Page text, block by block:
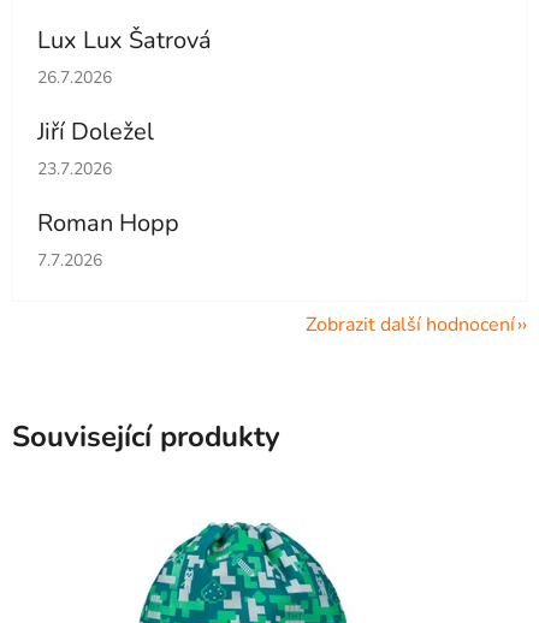
Lux Lux Šatrová
Hodnocení obchodu je 5 z 5 hvězdiček.
26.7.2026
Jiří Doležel
Hodnocení obchodu je 5 z 5 hvězdiček.
23.7.2026
Roman Hopp
Hodnocení obchodu je 5 z 5 hvězdiček.
7.7.2026
Zobrazit další hodnocení
Související produkty